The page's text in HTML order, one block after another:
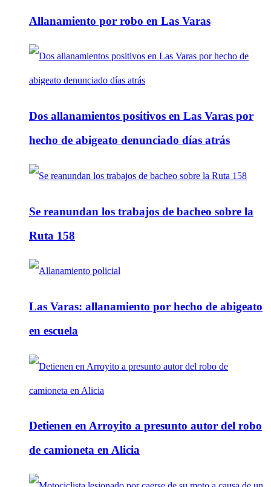
Allanamiento por robo en Las Varas
Dos allanamientos positivos en Las Varas por
hecho de abigeato denunciado días atrás
Se reanundan los trabajos de bacheo sobre la
Ruta 158
Las Varas: allanamiento por hecho de abigeato
en escuela
Detienen en Arroyito a presunto autor del robo
de camioneta en Alicia